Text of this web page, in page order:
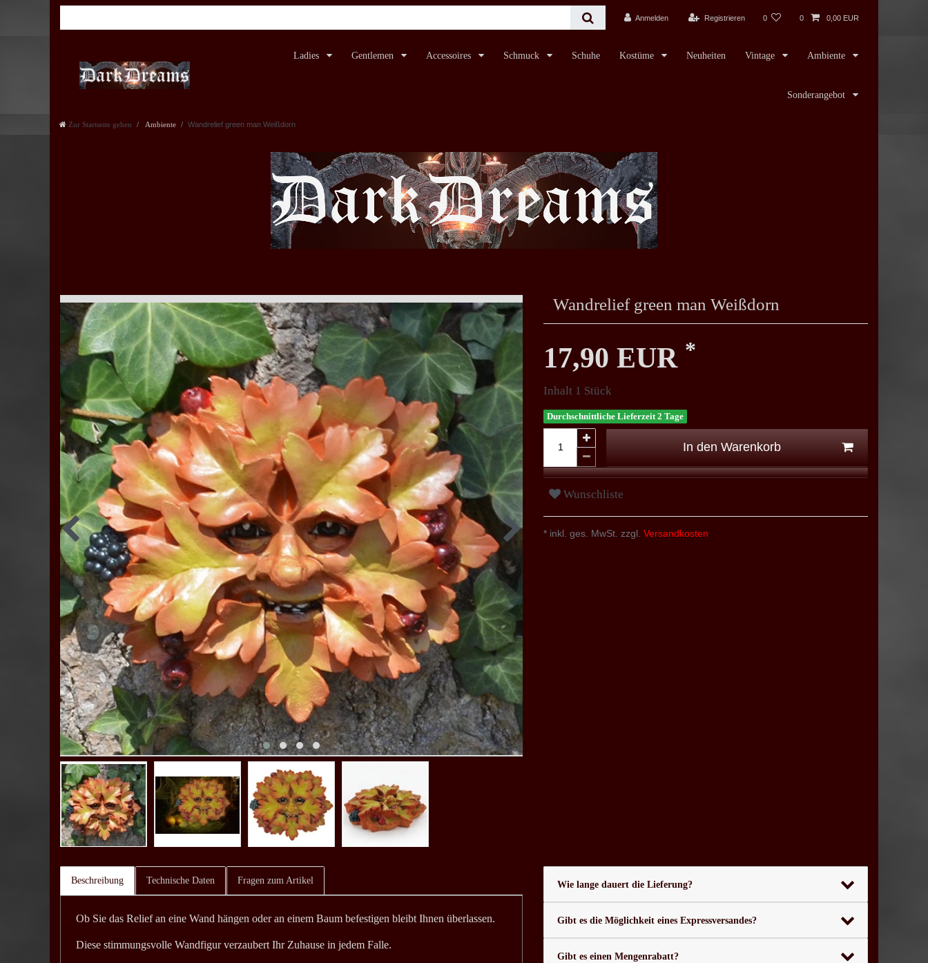
Anmelden Registrieren 0 0 0,00 EUR
Ladies Gentlemen Accessoires Schmuck Schuhe Kostüme Neuheiten Vintage Ambiente
Sonderangebot
Zur Startseite gehen Ambiente Wandrelief green man Weißdorn
Wandrelief green man Weißdorn
17,90 EUR *
Inhalt 1 Stück
Durchschnittliche Lieferzeit 2 Tage
In den Warenkorb
Wunschliste
* inkl. ges. MwSt. zzgl. Versandkosten
Beschreibung Technische Daten Fragen zum Artikel
Ob Sie das Relief an eine Wand hängen oder an einem Baum befestigen bleibt Ihnen überlassen.
Diese stimmungsvolle Wandfigur verzaubert Ihr Zuhause in jedem Falle.
Wie lange dauert die Lieferung?
Gibt es die Möglichkeit eines Expressversandes?
Gibt es einen Mengenrabatt?